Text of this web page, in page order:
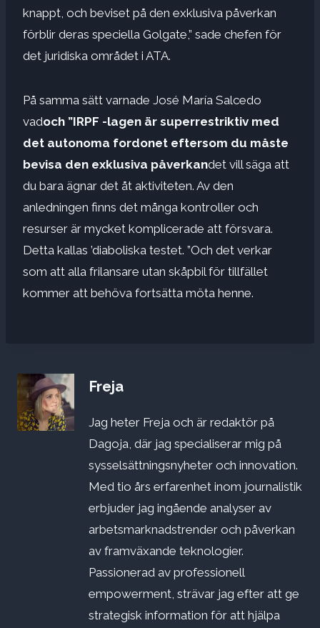
knappt, och beviset på den exklusiva påverkan
förblir deras speciella Golgate,” sade chefen för
det juridiska området i ATA.
På samma sätt varnade José María Salcedo
vadoch ”IRPF -lagen är superrestriktiv med
det autonoma fordonet eftersom du måste
bevisa den exklusiva påverkandet vill säga att
du bara ägnar det åt aktiviteten. Av den
anledningen finns det många kontroller och
resurser är mycket komplicerade att försvara.
Detta kallas ’diaboliska testet. ”Och det verkar
som att alla frilansare utan skåpbil för tillfället
kommer att behöva fortsätta möta henne.
Freja
Jag heter Freja och är redaktör på
Dagoja, där jag specialiserar mig på
sysselsättningsnyheter och innovation.
Med tio års erfarenhet inom journalistik
erbjuder jag ingående analyser av
arbetsmarknadstrender och påverkan
av framväxande teknologier.
Passionerad av professionell
empowerment, strävar jag efter att ge
strategisk information för att hjälpa